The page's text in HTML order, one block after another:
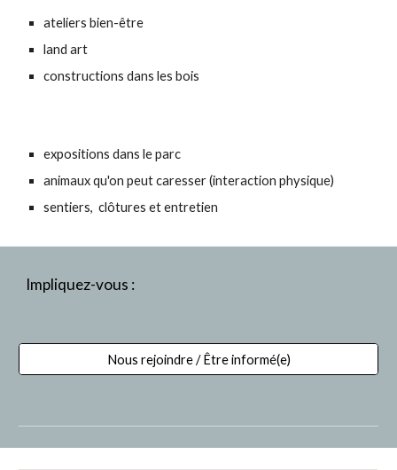
ateliers bien-être
land art
constructions dans les bois
expositions dans le parc
animaux qu'on peut caresser (interaction physique)
sentiers, clôtures et entretien
Impliquez-vous :
Nous rejoindre / Être informé(e)